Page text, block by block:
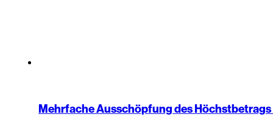
Mehrfache Ausschöpfung des